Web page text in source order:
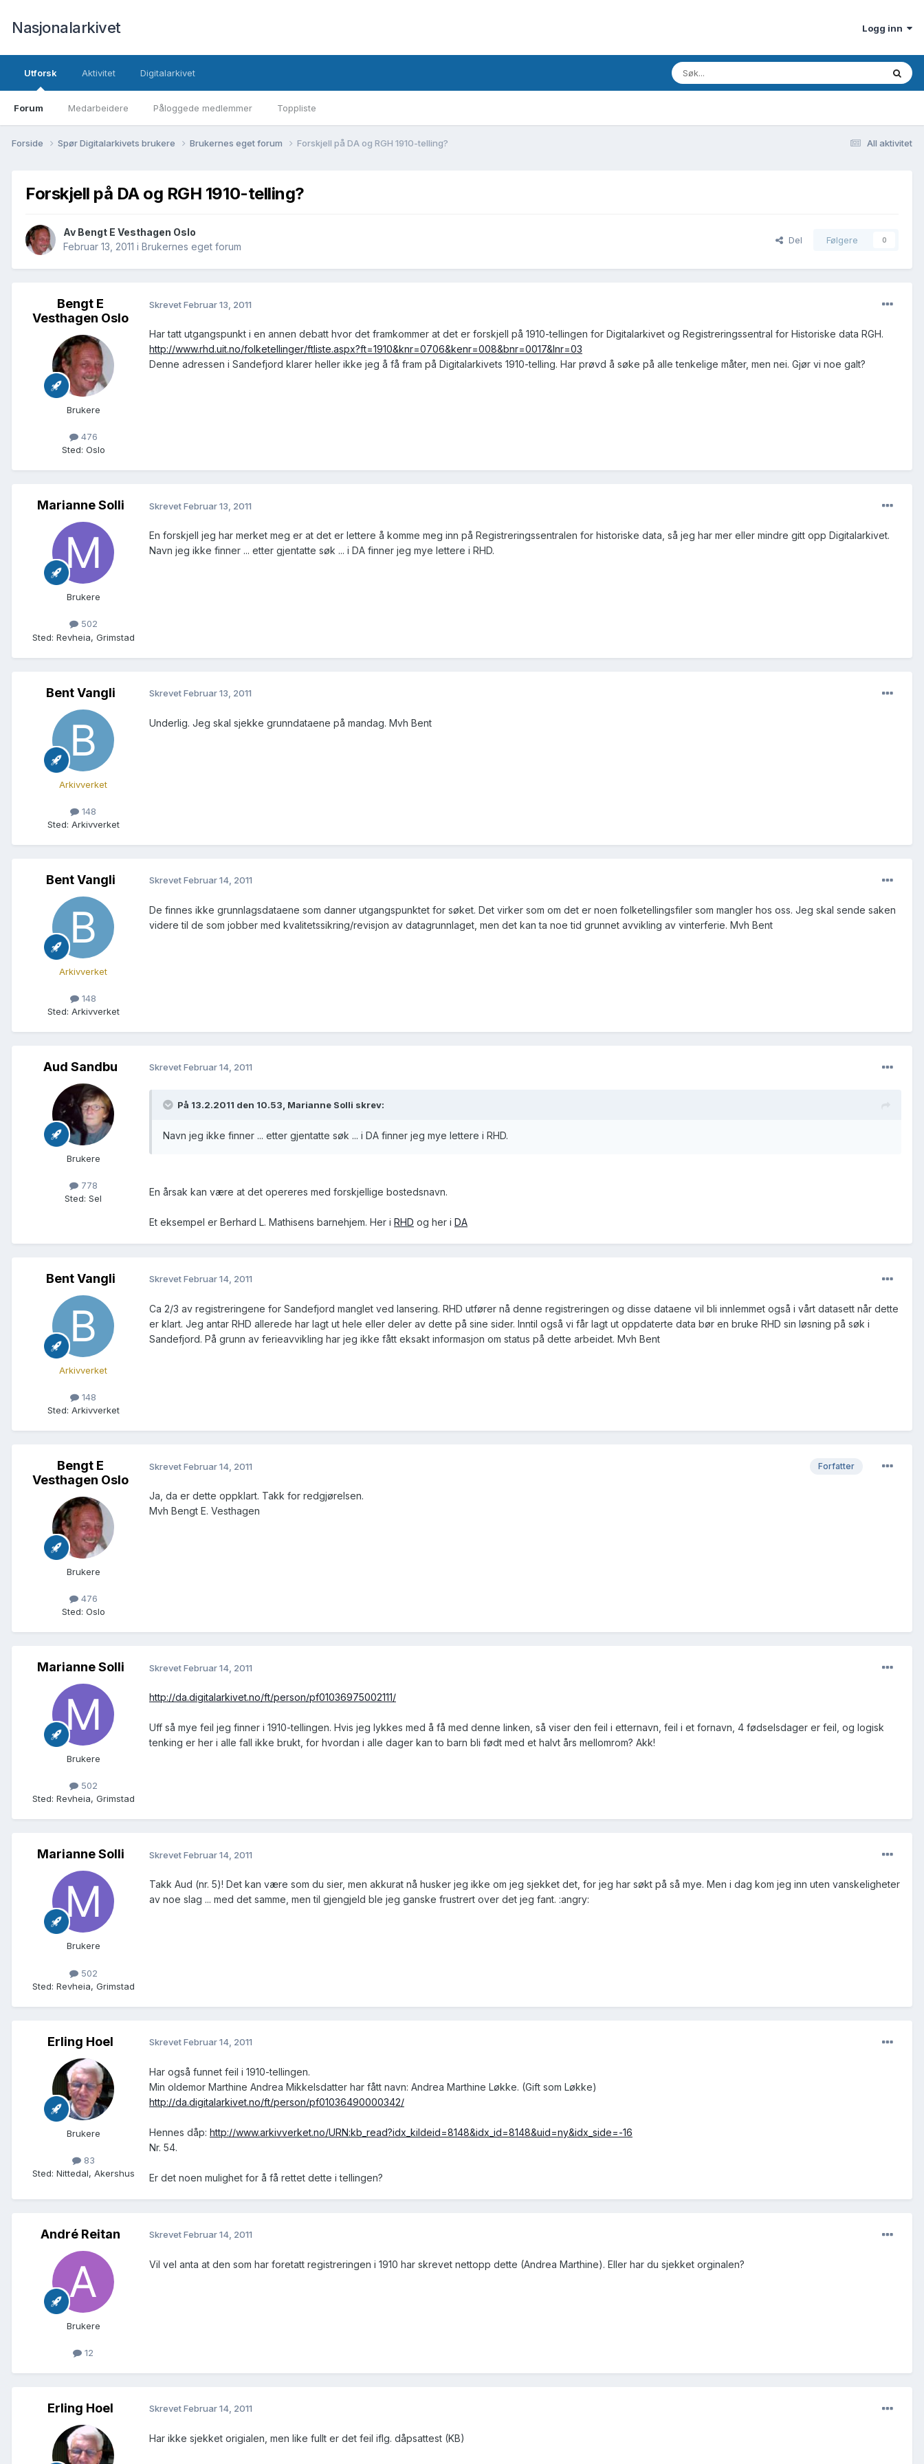
Nasjonalarkivet Logg inn
Utforsk
Forum Medarbeidere Påloggede medlemmer Toppliste
Aktivitet Digitalarkivet
All aktivitet
Forside Spør Digitalarkivets brukere Brukernes eget forum Forskjell på DA og RGH 1910-telling?
Forskjell på DA og RGH 1910-telling?
Av Bengt E Vesthagen Oslo
Februar 13, 2011 i Brukernes eget forum
Del Følgere 0
Bengt E
Vesthagen Oslo
Brukere
476
Sted: Oslo
SkrevetFebruar 13, 2011
Har tatt utgangspunkt i en annen debatt hvor det framkommer at det er forskjell på 1910-tellingen for Digitalarkivet og Registreringssentral for Historiske data RGH.
http://www.rhd.uit.no/folketellinger/ftliste.aspx?ft=1910&knr=0706&kenr=008&bnr=0017&lnr=03
Denne adressen i Sandefjord klarer heller ikke jeg å få fram på Digitalarkivets 1910-telling. Har prøvd å søke på alle tenkelige måter, men nei. Gjør vi noe galt?
Marianne Solli
Brukere
502
Sted: Revheia, Grimstad
SkrevetFebruar 13, 2011
En forskjell jeg har merket meg er at det er lettere å komme meg inn på Registreringssentralen for historiske data, så jeg har mer eller mindre gitt opp Digitalarkivet.
Navn jeg ikke finner ... etter gjentatte søk ... i DA finner jeg mye lettere i RHD.
Bent Vangli
Arkivverket
148
Sted: Arkivverket
SkrevetFebruar 13, 2011
Underlig. Jeg skal sjekke grunndataene på mandag. Mvh Bent
Bent Vangli
Arkivverket
148
Sted: Arkivverket
SkrevetFebruar 14, 2011
De finnes ikke grunnlagsdataene som danner utgangspunktet for søket. Det virker som om det er noen folketellingsfiler som mangler hos oss. Jeg skal sende saken
videre til de som jobber med kvalitetssikring/revisjon av datagrunnlaget, men det kan ta noe tid grunnet avvikling av vinterferie. Mvh Bent
Aud Sandbu
Brukere
778
Sted: Sel
SkrevetFebruar 14, 2011
På 13.2.2011 den 10.53, Marianne Solli skrev:
Navn jeg ikke finner ... etter gjentatte søk ... i DA finner jeg mye lettere i RHD.
En årsak kan være at det opereres med forskjellige bostedsnavn.
Et eksempel er Berhard L. Mathisens barnehjem. Her i RHD og her i DA
Bent Vangli
Arkivverket
148
Sted: Arkivverket
SkrevetFebruar 14, 2011
Ca 2/3 av registreringene for Sandefjord manglet ved lansering. RHD utfører nå denne registreringen og disse dataene vil bli innlemmet også i vårt datasett når dette
er klart. Jeg antar RHD allerede har lagt ut hele eller deler av dette på sine sider. Inntil også vi får lagt ut oppdaterte data bør en bruke RHD sin løsning på søk i
Sandefjord. På grunn av ferieavvikling har jeg ikke fått eksakt informasjon om status på dette arbeidet. Mvh Bent
Bengt E
Vesthagen Oslo
Brukere
476
Sted: Oslo
Forfatter
SkrevetFebruar 14, 2011
Ja, da er dette oppklart. Takk for redgjørelsen.
Mvh Bengt E. Vesthagen
Marianne Solli
Brukere
502
Sted: Revheia, Grimstad
SkrevetFebruar 14, 2011
http://da.digitalarkivet.no/ft/person/pf01036975002111/
Uff så mye feil jeg finner i 1910-tellingen. Hvis jeg lykkes med å få med denne linken, så viser den feil i etternavn, feil i et fornavn, 4 fødselsdager er feil, og logisk
tenking er her i alle fall ikke brukt, for hvordan i alle dager kan to barn bli født med et halvt års mellomrom? Akk!
Marianne Solli
Brukere
502
Sted: Revheia, Grimstad
SkrevetFebruar 14, 2011
Takk Aud (nr. 5)! Det kan være som du sier, men akkurat nå husker jeg ikke om jeg sjekket det, for jeg har søkt på så mye. Men i dag kom jeg inn uten vanskeligheter
av noe slag ... med det samme, men til gjengjeld ble jeg ganske frustrert over det jeg fant. :angry:
Erling Hoel
Brukere
83
Sted: Nittedal, Akershus
SkrevetFebruar 14, 2011
Har også funnet feil i 1910-tellingen.
Min oldemor Marthine Andrea Mikkelsdatter har fått navn: Andrea Marthine Løkke. (Gift som Løkke)
http://da.digitalarkivet.no/ft/person/pf01036490000342/
Hennes dåp: http://www.arkivverket.no/URN:kb_read?idx_kildeid=8148&idx_id=8148&uid=ny&idx_side=-16
Nr. 54.
Er det noen mulighet for å få rettet dette i tellingen?
André Reitan
Brukere
12
SkrevetFebruar 14, 2011
Vil vel anta at den som har foretatt registreringen i 1910 har skrevet nettopp dette (Andrea Marthine). Eller har du sjekket orginalen?
Erling Hoel SkrevetFebruar 14, 2011
Har ikke sjekket origialen, men like fullt er det feil iflg. dåpsattest (KB)